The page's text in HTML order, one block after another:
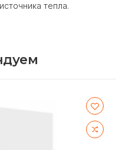
тепла.